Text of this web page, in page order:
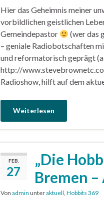
Hier das Geheimnis meiner
vorbildlichen geistlichen
Gemeindepastor
(wer das
– geniale Radiobotschaften
und reformatorisch geprägt
http://
Radioshow, hilft auf dem
Weiterlesen
FEB.
27
„Die
Bremen
Von admin unteraktuell, Hobbits 369